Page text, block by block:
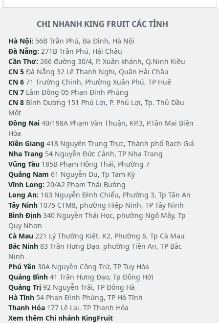
CHI NHANH KING FRUIT CÁC TỈNH
Hà Nội: 56B Trần Phú, Ba Đình, Hà Nội
Đà Nẵng: 271B Trần Phú, Hải Châu
Cần Thơ: 266 đường 30/4, P. Xuân khánh, Q.Ninh Kiều
CN 5 Đà Nẵng 32 Lê Thanh Nghị, Quận Hải Châu
CN 6 71 Trường Chinh, Phường Xuân Phú, TP Huế
CN 7 Lâm Đồng 05 Phan Đình Phùng
CN 8 Bình Dương 151 Phú Lợi, P. Phú Lợi, Tp. Thủ Dầu
Một
Đồng Nai 40/198A Phạm Văn Thuận, KP.3, P.Tân Mai Biên
Hòa
Kiên Giang 418 Nguyễn Trung Trực, Thành phố Rạch Giá
Nha Trang 54 Nguyễn Đức Cảnh, TP Nha Trang
Vũng Tàu 185B Phạm Hồng Thái, Phường 7
Quảng Nam 61 Nguyễn Du, Tp Tam Kỳ
Vĩnh Long: 20/A2 Phạm Thái Bường
Long An: 163 Nguyễn Đình Chiểu, Phường 3, Tp Tân An
Tây Ninh 1075 CTM8, phường Hiệp Ninh, TP Tây Ninh
Bình Định 340 Nguyễn Thái Học, phường Ngô Mây, Tp
Quy Nhơn
Cà Mau 221 Lý Thường Kiệt, K2, Phường 6, Tp Cà Mau
Bắc Ninh 83 Trần Hưng Đạo, phường Tiền An, TP Bắc
Ninh
Phú Yên 30A Nguyễn Công Trứ, TP Tuy Hòa
Quảng Bình 41 Trần Hưng Đạo, Tp Đồng Hới
Quảng Trị 92 Nguyễn Trãi, TP Đông Hà
Hà Tĩnh 54 Phan Đình Phùng, TP Hà Tĩnh
Thanh Hóa 177 Lê Lai, TP Thanh Hóa
Xem thêm Chi nhánh KingFruit